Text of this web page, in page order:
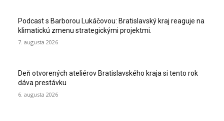
Podcast s Barborou Lukáčovou: Bratislavský kraj reaguje na
klimatickú zmenu strategickými projektmi.
7. augusta 2026
Deň otvorených ateliérov Bratislavského kraja si tento rok
dáva prestávku
6. augusta 2026